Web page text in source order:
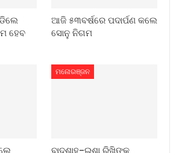
ହେବ
ଆଜି ୫୩ବର୍ଷରେ ପଦାର୍ପଣ କଲେ
ସୋନୁ ନିଗମ
ମନୋରଞ୍ଜନ
ବାଦଶାହ–ଇଶା ରିଖିଙ୍କ